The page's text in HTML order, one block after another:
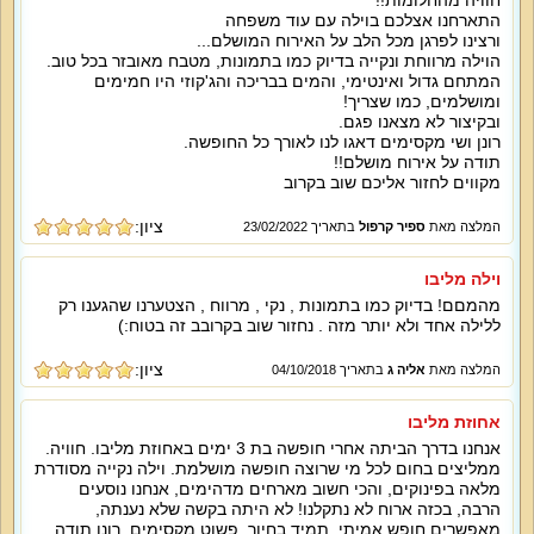
התארחנו אצלכם בוילה עם עוד משפחה
ורצינו לפרגן מכל הלב על האירוח המושלם...
הוילה מרווחת ונקייה בדיוק כמו בתמונות, מטבח מאובזר בכל טוב.
המתחם גדול ואינטימי, והמים בבריכה והג'קוזי היו חמימים
ומושלמים, כמו שצריך!
ובקיצור לא מצאנו פגם.
רונן ושי מקסימים דאגו לנו לאורך כל החופשה.
תודה על אירוח מושלם!!
מקווים לחזור אליכם שוב בקרוב
המלצה מאת ספיר קרפול בתאריך 23/02/2022 ציון:
וילה מליבו
מהמםם! בדיוק כמו בתמונות , נקי , מרווח , הצטערנו שהגענו רק
ללילה אחד ולא יותר מזה . נחזור שוב בקרובב זה בטוח:)
המלצה מאת אליה ג בתאריך 04/10/2018 ציון:
אחוזת מליבו
אנחנו בדרך הביתה אחרי חופשה בת 3 ימים באחוזת מליבו. חוויה.
ממליצים בחום לכל מי שרוצה חופשה מושלמת. וילה נקייה מסודרת
מלאה בפינוקים, והכי חשוב מארחים מדהימים, אנחנו נוסעים
הרבה, בכזה ארוח לא נתקלנו! לא היתה בקשה שלא נענתה,
מאפשרים חופש אמיתי, תמיד בחיוך, פשוט מקסימים. רונן תודה